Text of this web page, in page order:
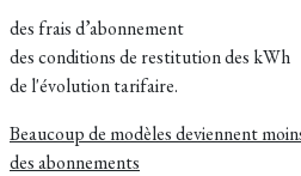
des frais d’abonnement
des conditions de restitution des kWh
de l'évolution tarifaire.
Beaucoup de modèles deviennent
des abonnements